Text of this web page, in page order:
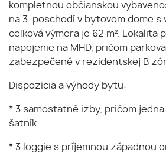
kompletnou občianskou
na 3. poschodí v bytovom dome s
celková výmera je 62 m². Lokalita
napojenie na MHD, pričom
zabezpečené v rezidentskej B
Dispozícia a výhody bytu:
* 3 samostatné izby, pričom jedna
šatník
* 3 loggie s príjemnou západnou